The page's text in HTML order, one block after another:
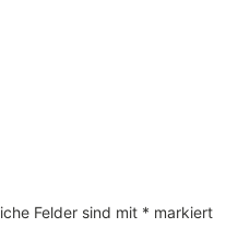
Felder sind mit * markiert